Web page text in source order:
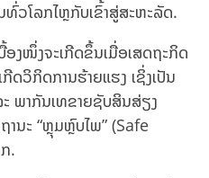
ທົ່ວໂລກໄຫຼກັບເຂົ້າສູ່ສະຫະລັດ.
ອງໜຶ່ງຈະເກີດຂຶ້ນເມື່ອເສດຖະກິດ
ວິກິດການຮ້າຍແຮງ ເຊິ່ງເປັນ
ພາກັນເທຂາຍຊັບສິນສ່ຽງ
ານະ “ຫຼຸມຫຼົບໄພ” (Safe
.